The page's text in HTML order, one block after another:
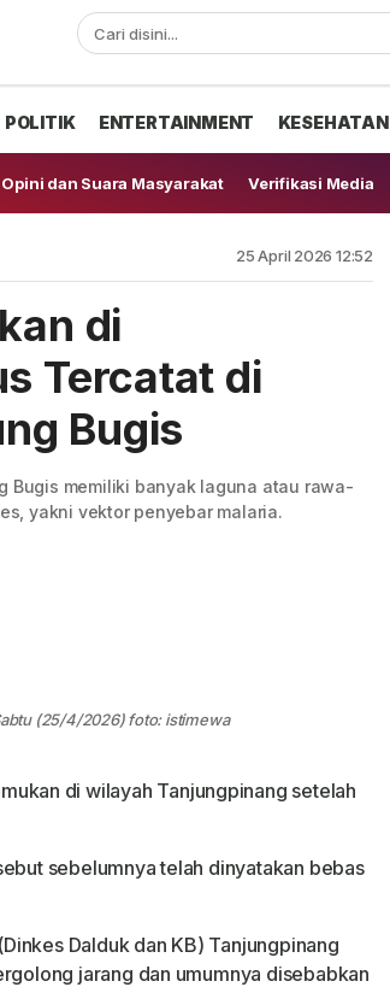
POLITIK ENTERTAINMENT KESEHATAN
Opini dan Suara Masyarakat Verifikasi Media
25 April 2026 12:52
di
Tercatat di
Bugis
Bugis memiliki banyak laguna atau rawa-
yakni vektor penyebar malaria.
(25/4/2026) foto: istimewa
di wilayah Tanjungpinang setelah
sebelumnya telah dinyatakan bebas
Dalduk dan KB) Tanjungpinang
jarang dan umumnya disebabkan